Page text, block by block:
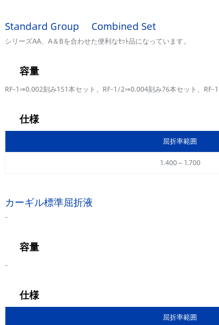
Standard Group Combined Set
シリーズAA、A＆Bを合わせた便利なｾｯﾄ品になっています。
容量
RF-1⇒0.002刻み151本セット、RF-1/2⇒0.004刻み76本セット、
仕様
屈折率範囲
1.400～1.700
カーギル標準屈折液
-
容量
-
仕様
屈折率範囲